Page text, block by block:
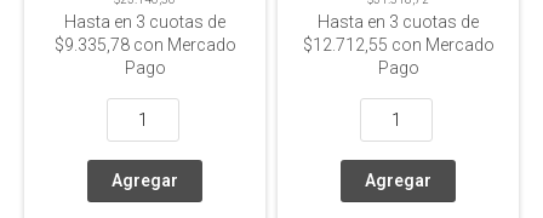
Hasta en 3 cuotas de
$9.335,78con Mercado
Pago
Hasta en 3 cuotas de
$12.712,55 con Mercado
Pago